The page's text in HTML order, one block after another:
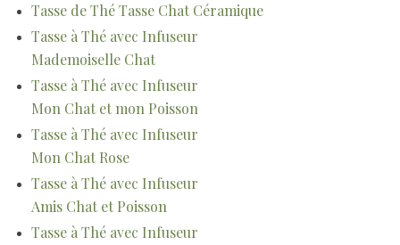
Tasse de Thé Tasse Chat Céramique
Tasse à Thé avec Infuseur
Mademoiselle Chat
Tasse à Thé avec Infuseur
Mon Chat et mon Poisson
Tasse à Thé avec Infuseur
Mon Chat Rose
Tasse à Thé avec Infuseur
Amis Chat et Poisson
Tasse à Thé avec Infuseur